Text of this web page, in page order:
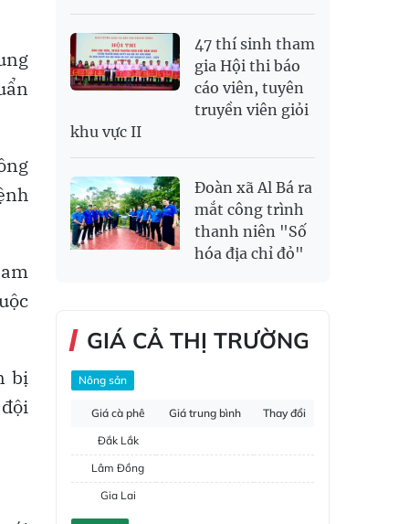
bị
47 thí sinh tham
gia Hội thi báo
cáo viên, tuyên
truyền viên giỏi
khu vực II
Đoàn xã Al Bá ra
mắt công trình
thanh niên "Số
hóa địa chỉ đỏ"
GIÁ CẢ THỊ TRƯỜNG
Nông sản
Giá cà phê Giá trung bình
Thay đổi
Đắk Lắk
Lâm Đồng
Gia Lai